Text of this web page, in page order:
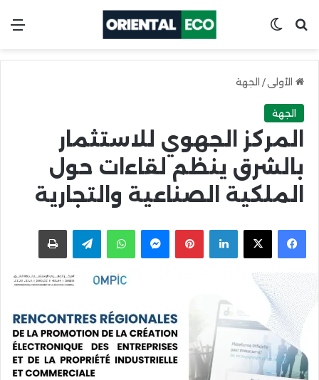
ابحث عنSwitch skin
الأولى / الجهة
الجهة
المركز الجهوي للاستثمار
بالشرق ينظم لقاءات حول
الملكية الصناعية والتجارية
Facebook
X
LinkedIn
Pinterest
Messenger
WhatsApp
Telegramاطبعها